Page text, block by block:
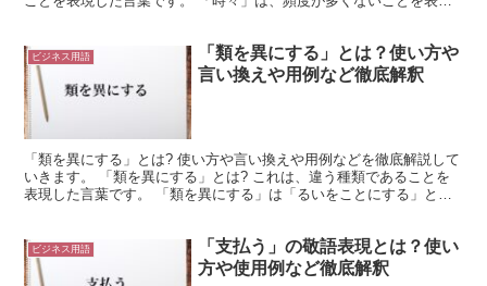
ビジネス用語
「類を異にする」とは？使い方や
言い換えや用例など徹底解釈
「類を異にする」とは? 使い方や言い換えや用例などを徹底解説して
いきます。 「類を異にする」とは? これは、違う種類であることを
表現した言葉です。 「類を異にする」は「るいをことにする」と読
ビジネス用語
「支払う」の敬語表現とは？使い
方や使用例など徹底解釈